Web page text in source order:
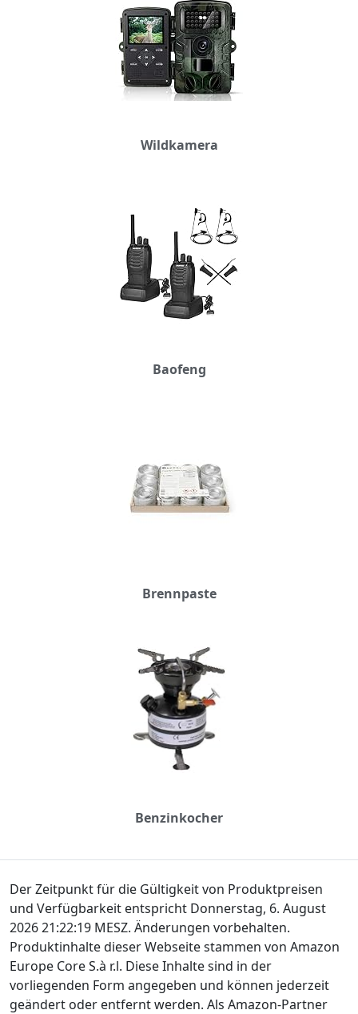
Wildkamera
Baofeng
Brennpaste
Benzinkocher
Der Zeitpunkt für die Gültigkeit von Produktpreisen
und Verfügbarkeit entspricht Donnerstag, 6. August
2026 21:22:19 MESZ. Änderungen vorbehalten.
Produktinhalte dieser Webseite stammen von Amazon
Europe Core S.à r.l. Diese Inhalte sind in der
vorliegenden Form angegeben und können jederzeit
geändert oder entfernt werden. Als Amazon-Partner